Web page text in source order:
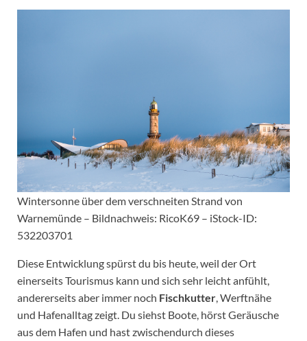
Wintersonne über dem verschneiten Strand von
Warnemünde – Bildnachweis: RicoK69 – iStock-ID:
532203701
Diese Entwicklung spürst du bis heute, weil der Ort
einerseits Tourismus kann und sich sehr leicht anfühlt,
andererseits aber immer noch Fischkutter , Werftnähe
und Hafenalltag zeigt. Du siehst Boote, hörst Geräusche
aus dem Hafen und hast zwischendurch dieses